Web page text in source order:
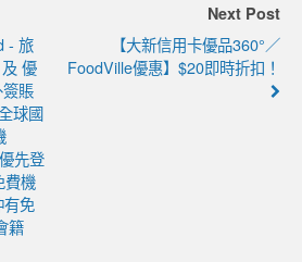
- 旅
優
賬
球國
先登
費機
有免
籍
Next Post
【大新信用卡優品360°／
FoodVille優惠】$20即時折扣！